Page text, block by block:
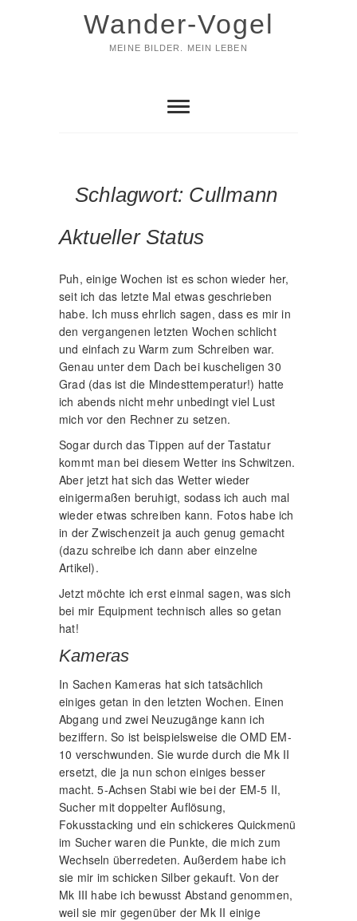
Wander-Vogel
MEINE BILDER. MEIN LEBEN
Schlagwort: Cullmann
Aktueller Status
Puh, einige Wochen ist es schon wieder her,
seit ich das letzte Mal etwas geschrieben
habe. Ich muss ehrlich sagen, dass es mir in
den vergangenen letzten Wochen schlicht
und einfach zu Warm zum Schreiben war.
Genau unter dem Dach bei kuscheligen 30
Grad (das ist die Mindesttemperatur!) hatte
ich abends nicht mehr unbedingt viel Lust
mich vor den Rechner zu setzen.
Sogar durch das Tippen auf der Tastatur
kommt man bei diesem Wetter ins Schwitzen.
Aber jetzt hat sich das Wetter wieder
einigermaßen beruhigt, sodass ich auch mal
wieder etwas schreiben kann. Fotos habe ich
in der Zwischenzeit ja auch genug gemacht
(dazu schreibe ich dann aber einzelne
Artikel).
Jetzt möchte ich erst einmal sagen, was sich
bei mir Equipment technisch alles so getan
hat!
Kameras
In Sachen Kameras hat sich tatsächlich
einiges getan in den letzten Wochen. Einen
Abgang und zwei Neuzugänge kann ich
beziffern. So ist beispielsweise die OMD EM-
10 verschwunden. Sie wurde durch die Mk II
ersetzt, die ja nun schon einiges besser
macht. 5-Achsen Stabi wie bei der EM-5 II,
Sucher mit doppelter Auflösung,
Fokusstacking und ein schickeres Quickmenü
im Sucher waren die Punkte, die mich zum
Wechseln überredeten. Außerdem habe ich
sie mir im schicken Silber gekauft. Von der
Mk III habe ich bewusst Abstand genommen,
weil sie mir gegenüber der Mk II einige